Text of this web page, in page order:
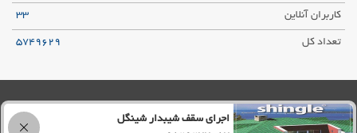
کاربران آنلاین 33
تعداد کل 5749629
حریم شخصی کاربران قوانین و مقررات نقشه سایت خبرخوان
© تمام حقوق برای محفوظ است
اجرای سقف شیبدار شینگل